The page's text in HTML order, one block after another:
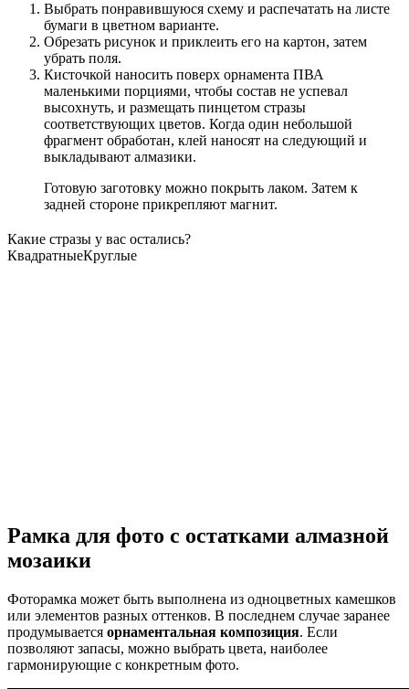
Выбрать понравившуюся схему и распечатать на листе
бумаги в цветном варианте.
Обрезать рисунок и приклеить его на картон, затем
убрать поля.
Кисточкой наносить поверх орнамента ПВА
маленькими порциями, чтобы состав не успевал
высохнуть, и размещать пинцетом стразы
соответствующих цветов. Когда один небольшой
фрагмент обработан, клей наносят на следующий и
выкладывают алмазики.
Готовую заготовку можно покрыть лаком. Затем к
задней стороне прикрепляют магнит.
Какие стразы у вас остались?
КвадратныеКруглые
Рамка для фото с остатками алмазной
мозаики
Фоторамка может быть выполнена из одноцветных камешков
или элементов разных оттенков. В последнем случае заранее
продумывается орнаментальная композиция. Если
позволяют запасы, можно выбрать цвета, наиболее
гармонирующие с конкретным фото.